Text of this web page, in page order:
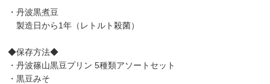
・丹波黒煮豆
製造日から1年（レトルト殺菌）
◆保存方法◆
・丹波篠山黒豆プリン 5種類アソートセット
・黒豆みそ